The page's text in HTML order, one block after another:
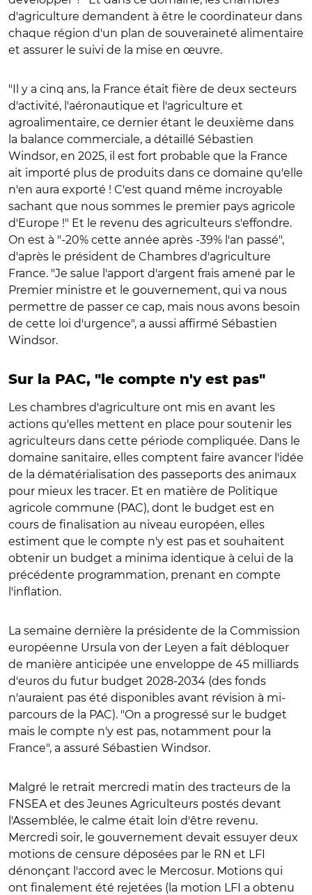
d'agriculture demandent à être le coordinateur dans
chaque région d'un plan de souveraineté alimentaire
et assurer le suivi de la mise en œuvre.
"Il y a cinq ans, la France était fière de deux secteurs
d'activité, l'aéronautique et l'agriculture et
agroalimentaire, ce dernier étant le deuxième dans
la balance commerciale, a détaillé Sébastien
Windsor, en 2025, il est fort probable que la France
ait importé plus de produits dans ce domaine qu'elle
n'en aura exporté ! C'est quand même incroyable
sachant que nous sommes le premier pays agricole
d'Europe !" Et le revenu des agriculteurs s'effondre.
On est à "-20% cette année après -39% l'an passé",
d'après le président de Chambres d'agriculture
France. "Je salue l'apport d'argent frais amené par le
Premier ministre et le gouvernement, qui va nous
permettre de passer ce cap, mais nous avons besoin
de cette loi d'urgence", a aussi affirmé Sébastien
Windsor.
Sur la PAC, "le compte n'y est pas"
Les chambres d'agriculture ont mis en avant les
actions qu'elles mettent en place pour soutenir les
agriculteurs dans cette période compliquée. Dans le
domaine sanitaire, elles comptent faire avancer l'idée
de la dématérialisation des passeports des animaux
pour mieux les tracer. Et en matière de Politique
agricole commune (PAC), dont le budget est en
cours de finalisation au niveau européen, elles
estiment que le compte n'y est pas et souhaitent
obtenir un budget a minima identique à celui de la
précédente programmation, prenant en compte
l'inflation.
La semaine dernière la présidente de la Commission
européenne Ursula von der Leyen a fait débloquer
de manière anticipée une enveloppe de 45 milliards
d'euros du futur budget 2028-2034 (des fonds
n'auraient pas été disponibles avant révision à mi-
parcours de la PAC). "On a progressé sur le budget
mais le compte n'y est pas, notamment pour la
France", a assuré Sébastien Windsor.
Malgré le retrait mercredi matin des tracteurs de la
FNSEA et des Jeunes Agriculteurs postés devant
l'Assemblée, le calme était loin d'être revenu.
Mercredi soir, le gouvernement devait essuyer deux
motions de censure déposées par le RN et LFI
dénonçant l'accord avec le Mercosur. Motions qui
ont finalement été rejetées (la motion LFI a obtenu